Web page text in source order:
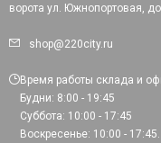
ворота ул. Южнопортовая,
shop@220city.ru
Время работы склада и
Будни: 8:00 - 19:45
Суббота: 10:00 - 17:45
Воскресенье: 10:00 - 17:45.